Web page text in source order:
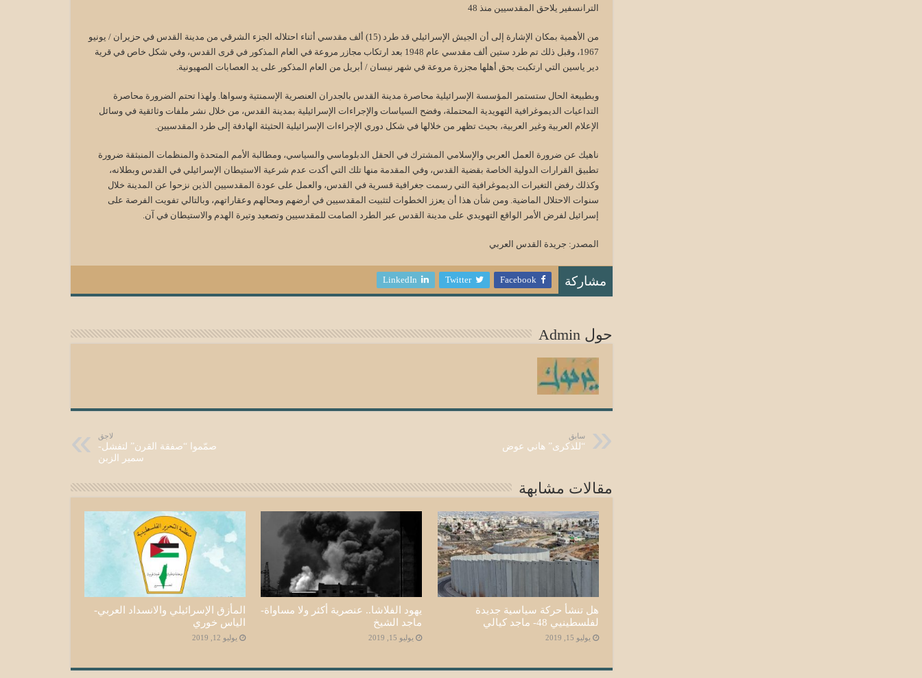
الترانسفير يلاحق المقدسيين منذ 48
من الأهمية بمكان الإشارة إلى أن الجيش الإسرائيلي قد طرد (15) ألف مقدسي أثناء احتلاله الجزء الشرقي من مدينة القدس في حزيران / يونيو
1967، وقبل ذلك تم طرد ستين ألف مقدسي عام 1948 بعد ارتكاب مجازر مروعة في العام المذكور في قرى القدس، وفي شكل خاص في قرية
دير ياسين التي ارتكبت بحق أهلها مجزرة مروعة في شهر نيسان / أبريل من العام المذكور على يد العصابات الصهيونية.
وبطبيعة الحال ستستمر المؤسسة الإسرائيلية محاصرة مدينة القدس بالجدران العنصرية الإسمنتية وسواها. ولهذا تحتم الضرورة محاصرة
التداعيات الديموغرافية التهويدية المحتملة، وفضح السياسات والإجراءات الإسرائيلية بمدينة القدس، من خلال نشر ملفات وثائقية في وسائل
الإعلام العربية وغير العربية، بحيث تظهر من خلالها في شكل دوري الإجراءات الإسرائيلية الحثيثة الهادفة إلى طرد المقدسيين.
ناهيك عن ضرورة العمل العربي والإسلامي المشترك في الحقل الدبلوماسي والسياسي، ومطالبة الأمم المتحدة والمنظمات المنبثقة ضرورة
تطبيق القرارات الدولية الخاصة بقضية القدس، وفي المقدمة منها تلك التي أكدت عدم شرعية الاستيطان الإسرائيلي في القدس وبطلانه،
وكذلك رفض التغيرات الديموغرافية التي رسمت جغرافية قسرية في القدس، والعمل على عودة المقدسيين الذين نزحوا عن المدينة خلال
سنوات الاحتلال الماضية. ومن شأن هذا أن يعزز الخطوات لتثبيت المقدسيين في أرضهم ومحالهم وعقاراتهم، وبالتالي تفويت الفرصة على
إسرائيل لفرض الأمر الواقع التهويدي على مدينة القدس عبر الطرد الصامت للمقدسيين وتصعيد وتيرة الهدم والاستيطان في آن.
المصدر: جريدة القدس العربي
مشاركة Facebook
Twitter
LinkedIn
حول Admin
سابق
“للذكرى” هاني عوض
لاجق
صمّموا “صفقة القرن” لتفشل-
سمير الزبن
مقالات مشابهة
هل تنشأ حركة سياسية جديدة
لفلسطينيي 48- ماجد كيالي
يوليو 15, 2019
يهود الفلاشا.. عنصرية أكثر ولا مساواة-
ماجد الشيخ
يوليو 15, 2019
المأزق الإسرائيلي والانسداد العربي-
الياس خوري
يوليو 12, 2019